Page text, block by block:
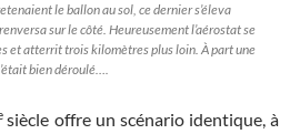
le ballon au sol, ce dernier s’éleva
sur le côté. Heureusement l’aérostat se
et atterrit trois kilomètres plus loin. À part une
bien déroulé….
siècle offre un scénario identique, à